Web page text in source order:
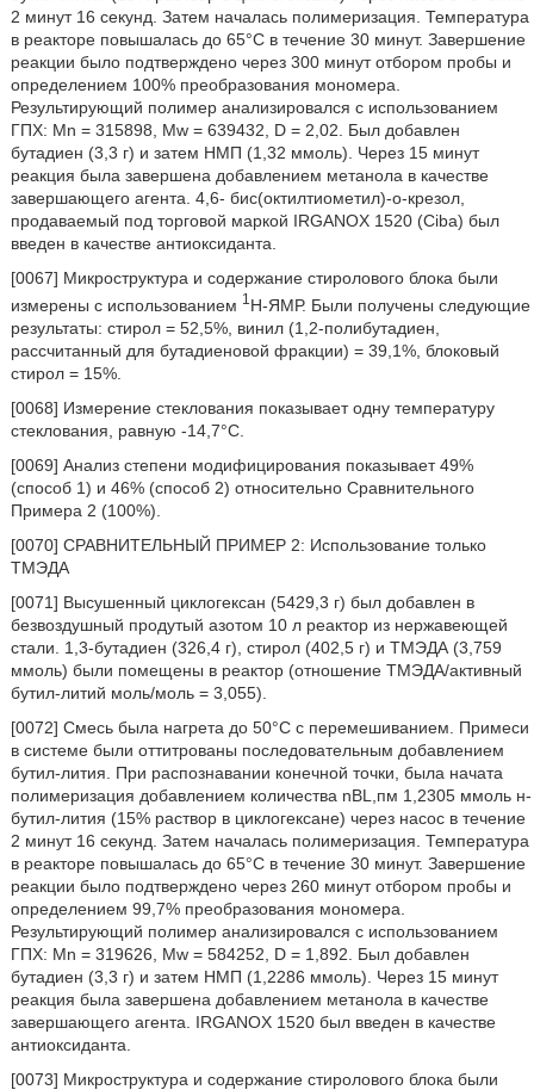
2 минут 16 секунд. Затем началась полимеризация. Температура
в реакторе повышалась до 65°C в течение 30 минут. Завершение
реакции было подтверждено через 300 минут отбором пробы и
определением 100% преобразования мономера.
Результирующий полимер анализировался с использованием
ГПХ: Mn = 315898, Mw = 639432, D = 2,02. Был добавлен
бутадиен (3,3 г) и затем НМП (1,32 ммоль). Через 15 минут
реакция была завершена добавлением метанола в качестве
завершающего агента. 4,6- бис(октилтиометил)-o-крезол,
продаваемый под торговой маркой IRGANOX 1520 (Ciba) был
введен в качестве антиоксиданта.
[0067] Микроструктура и содержание стиролового блока были
измерены с использованием 1 H-ЯМР. Были получены следующие
результаты: стирол = 52,5%, винил (1,2-полибутадиен,
рассчитанный для бутадиеновой фракции) = 39,1%, блоковый
стирол = 15%.
[0068] Измерение стеклования показывает одну температуру
стеклования, равную -14,7°C.
[0069] Анализ степени модифицирования показывает 49%
(способ 1) и 46% (способ 2) относительно Сравнительного
Примера 2 (100%).
[0070] СРАВНИТЕЛЬНЫЙ ПРИМЕР 2: Использование только
ТМЭДА
[0071] Высушенный циклогексан (5429,3 г) был добавлен в
безвоздушный продутый азотом 10 л реактор из нержавеющей
стали. 1,3-бутадиен (326,4 г), стирол (402,5 г) и ТМЭДА (3,759
ммоль) были помещены в реактор (отношение ТМЭДА/активный
бутил-литий моль/моль = 3,055).
[0072] Смесь была нагрета до 50°С с перемешиванием. Примеси
в системе были оттитрованы последовательным добавлением
бутил-лития. При распознавании конечной точки, была начата
полимеризация добавлением количества nBL,пм 1,2305 ммоль н-
бутил-лития (15% раствор в циклогексане) через насос в течение
2 минут 16 секунд. Затем началась полимеризация. Температура
в реакторе повышалась до 65°C в течение 30 минут. Завершение
реакции было подтверждено через 260 минут отбором пробы и
определением 99,7% преобразования мономера.
Результирующий полимер анализировался с использованием
ГПХ: Mn = 319626, Mw = 584252, D = 1,892. Был добавлен
бутадиен (3,3 г) и затем НМП (1,2286 ммоль). Через 15 минут
реакция была завершена добавлением метанола в качестве
завершающего агента. IRGANOX 1520 был введен в качестве
антиоксиданта.
[0073] Микроструктура и содержание стиролового блока были